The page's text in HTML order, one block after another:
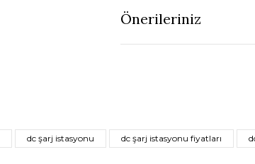
Önerileriniz
dc şarj istasyonu dc şarj istasyonu fiyatları